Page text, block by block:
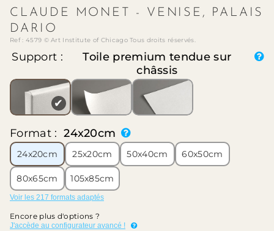
CLAUDE MONET - VENISE, PALAIS
DARIO
Ref : 4579 © Art Institute of Chicago Tous droits réservés.
Support :
Toile premium tendue sur
châssis
✔
Format :24x20cm
24x20cm 25x20cm 50x40cm 60x50cm
80x65cm 105x85cm
Voir les 217 formats adaptés
Encore plus d'options ?
J'accède au configurateur avancé !